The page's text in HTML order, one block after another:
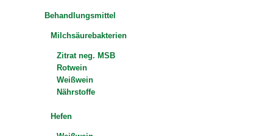
Behandlungsmittel
Milchsäurebakterien
Zitrat neg. MSB
Rotwein
Weißwein
Nährstoffe
Hefen